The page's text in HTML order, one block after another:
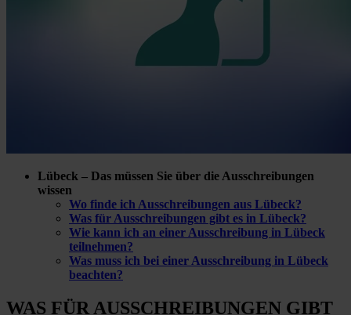
Lübeck – Das müssen Sie über die Ausschreibungen
wissen
Wo finde ich Ausschreibungen aus Lübeck?
Was für Ausschreibungen gibt es in Lübeck?
Wie kann ich an einer Ausschreibung in Lübeck
teilnehmen?
Was muss ich bei einer Ausschreibung in Lübeck
beachten?
WAS FÜRAUSSCHREIBUNGEN GIBT